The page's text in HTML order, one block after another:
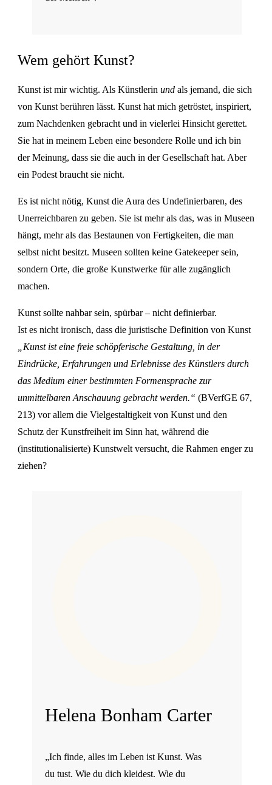
Wem gehört Kunst?
Kunst ist mir wichtig. Als Künstlerin und als jemand, die sich
von Kunst berühren lässt. Kunst hat mich getröstet, inspiriert,
zum Nachdenken gebracht und in vielerlei Hinsicht gerettet.
Sie hat in meinem Leben eine besondere Rolle und ich bin
der Meinung, dass sie die auch in der Gesellschaft hat. Aber
ein Podest braucht sie nicht.
Es ist nicht nötig, Kunst die Aura des Undefinierbaren, des
Unerreichbaren zu geben. Sie ist mehr als das, was in Museen
hängt, mehr als das Bestaunen von Fertigkeiten, die man
selbst nicht besitzt. Museen sollten keine Gatekeeper sein,
sondern Orte, die große Kunstwerke für alle zugänglich
machen.
Kunst sollte nahbar sein, spürbar – nicht definierbar.
Ist es nicht ironisch, dass die juristische Definition von Kunst
„Kunst ist eine freie schöpferische Gestaltung, in der
Eindrücke, Erfahrungen und Erlebnisse des Künstlers durch
das Medium einer bestimmten Formensprache zur
unmittelbaren Anschauung gebracht werden.“ (BVerfGE 67,
213) vor allem die Vielgestaltigkeit von Kunst und den
Schutz der Kunstfreiheit im Sinn hat, während die
(institutionalisierte) Kunstwelt versucht, die Rahmen enger zu
ziehen?
Helena Bonham Carter
„Ich finde, alles im Leben ist Kunst. Was
du tust. Wie du dich kleidest. Wie du